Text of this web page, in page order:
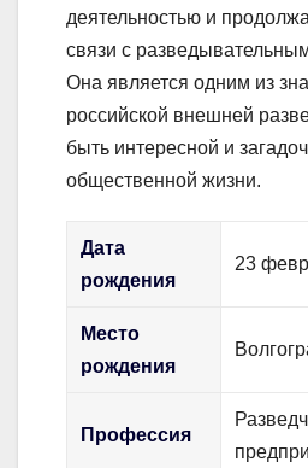
деятельностью и
связи с
Она является одним из
российской внешней
быть интересной и
общественной жизни.
Дата
рождения
23
Место
рождения
Профессия